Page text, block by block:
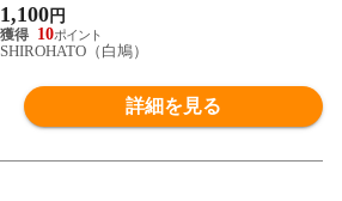
1,100円
10
SHIROHATO（白鳩）
詳細を見る